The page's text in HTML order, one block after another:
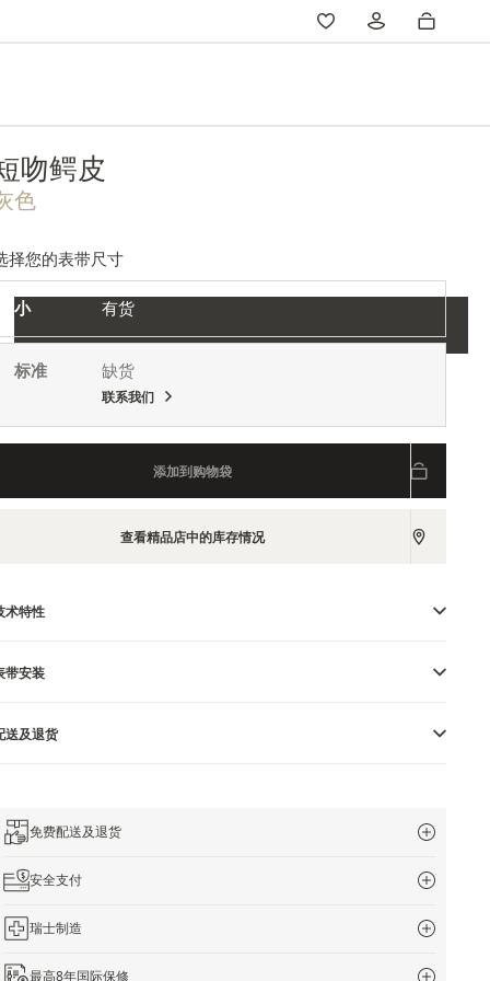
吻鳄皮
色
择您的表带尺寸
小 有货
标准 缺货
联系我们
添加到购物袋
查看精品店中的库存情况
术特性
带安装
送及退货
免费配送及退货
安全支付
瑞士制造
最高8年国际保修